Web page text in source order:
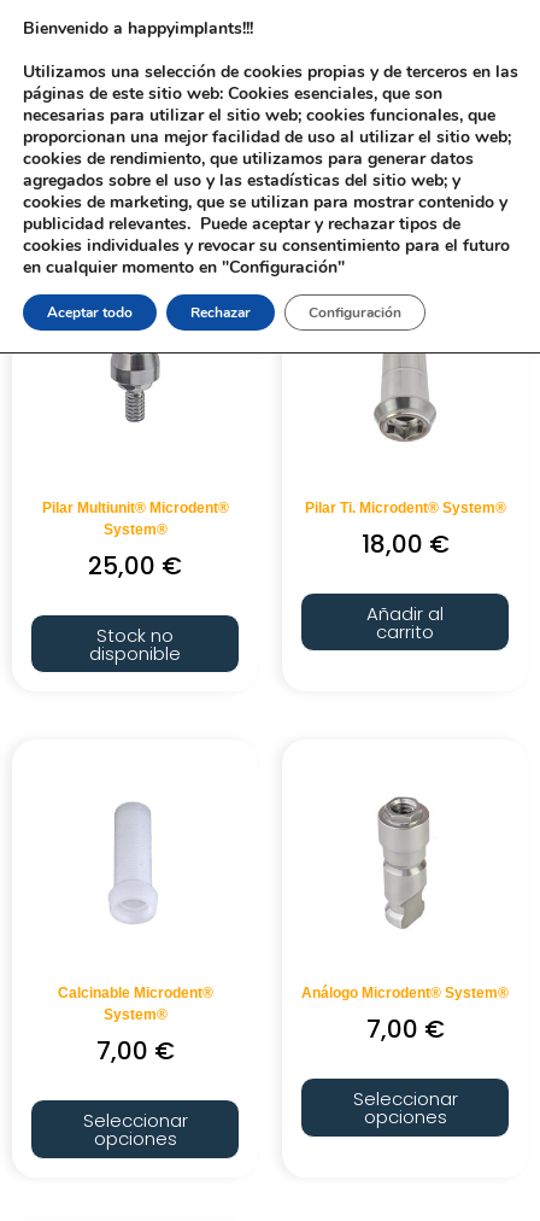
Inicio/Implantología/Aditamentos Analógicos/ Microdent® System®
Pilar Multiunit® Microdent®
System®
25,00 €
Stock no
disponible
Pilar Ti. Microdent® System®
18,00 €
Añadir al
carrito
Calcinable Microdent®
System®
7,00 €
Seleccionar
opciones
Análogo Microdent® System®
7,00 €
Seleccionar
opciones
Bienvenido a happyimplants!!!
Utilizamos una selección de cookies propias y de terceros en las
páginas de este sitio web: Cookies esenciales, que son
necesarias para utilizar el sitio web; cookies funcionales, que
proporcionan una mejor facilidad de uso al utilizar el sitio web;
cookies de rendimiento, que utilizamos para generar datos
agregados sobre el uso y las estadísticas del sitio web; y
cookies de marketing, que se utilizan para mostrar contenido y
publicidad relevantes. Puede aceptar y rechazar tipos de
cookies individuales y revocar su consentimiento para el futuro
en cualquier momento en "Configuración"
Aceptar todo Rechazar Configuración